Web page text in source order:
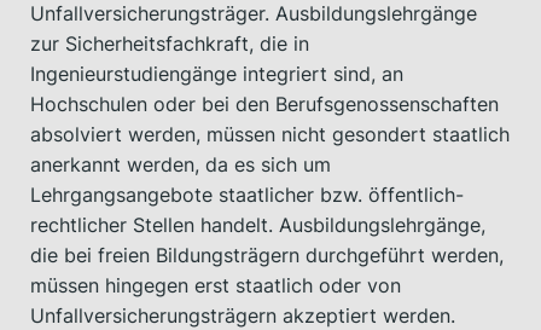
Unfallversicherungsträger. Ausbildungslehrgänge
zur Sicherheitsfachkraft, die in
Ingenieurstudiengänge integriert sind, an
Hochschulen oder bei den Berufsgenossenschaften
absolviert werden, müssen nicht gesondert staatlich
anerkannt werden, da es sich um
Lehrgangsangebote staatlicher bzw. öffentlich-
rechtlicher Stellen handelt. Ausbildungslehrgänge,
die bei freien Bildungsträgern durchgeführt werden,
müssen hingegen erst staatlich oder von
Unfallversicherungsträgern akzeptiert werden.